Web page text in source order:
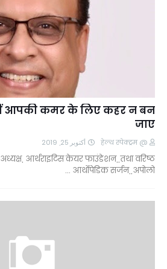
आपकी कमर के लिए कहर न बन
जाए
@ हेल्थ स्पेक्ट्रम أكتوبر 25, 2019
आर्थराइटिस केयर फाउंडेशन,,तथा वरिष्ठ
आर्थोपेडिक सर्जन,,अपोलो …